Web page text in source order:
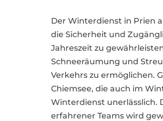
Der Winterdienst in Prien
die Sicherheit und
Jahreszeit zu
Schneeräumung und
Verkehrs zu ermöglichen.
Chiemsee, die auch im
Winterdienst unerlässlich.
erfahrener Teams wird